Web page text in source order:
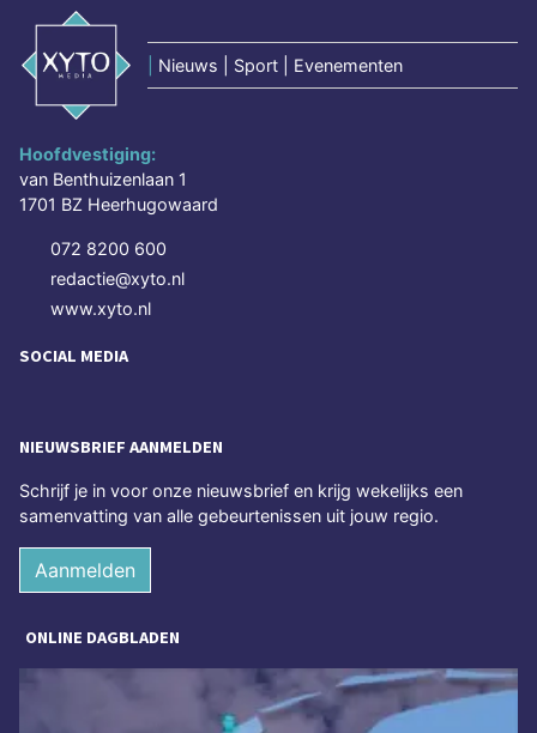
Nieuws | Sport | Evenementen
Hoofdvestiging:
van Benthuizenlaan 1
1701 BZ Heerhugowaard
072 8200 600
redactie@xyto.nl
www.xyto.nl
SOCIAL MEDIA
NIEUWSBRIEF AANMELDEN
Schrijf je in voor onze nieuwsbrief en krijg wekelijks een
samenvatting van alle gebeurtenissen uit jouw regio.
Aanmelden
ONLINE DAGBLADEN